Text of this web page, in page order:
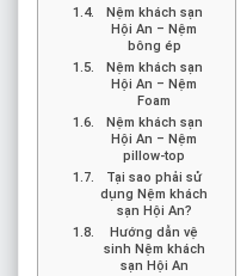
Nệm khách sạn
Hội An – Nệm
bông ép
Nệm khách sạn
Hội An – Nệm
Foam
Nệm khách sạn
Hội An – Nệm
pillow-top
Tại sao phải sử
dụng Nệm khách
sạn Hội An?
Hướng dẫn vệ
sinh Nệm khách
sạn Hội An